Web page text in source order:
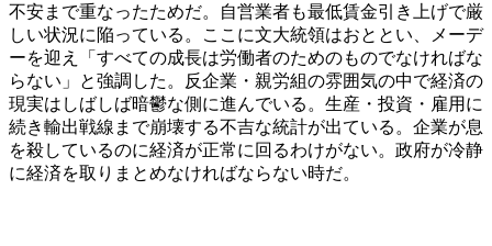
不安まで重なったためだ。自営業者も最低賃金引き上げで厳
しい状況に陥っている。ここに文大統領はおととい、メーデ
ーを迎え「すべての成長は労働者のためのものでなければな
らない」と強調した。反企業・親労組の雰囲気の中で経済の
現実はしばしば暗鬱な側に進んでいる。生産・投資・雇用に
続き輸出戦線まで崩壊する不吉な統計が出ている。企業が息
を殺しているのに経済が正常に回るわけがない。政府が冷静
に経済を取りまとめなければならない時だ。